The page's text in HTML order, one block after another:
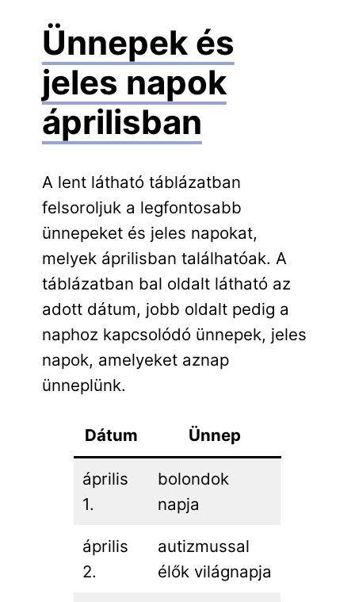
Ünnepek és
jeles napok
áprilisban
A lent látható táblázatban
felsoroljuk a legfontosabb
ünnepeket és jeles napokat,
melyek áprilisban találhatóak. A
táblázatban bal oldalt látható az
adott dátum, jobb oldalt pedig a
naphoz kapcsolódó ünnepek, jeles
napok, amelyeket aznap
ünneplünk.
Dátum Ünnep
április
1.
bolondok
napja
április
2.
autizmussal
élők világnapja